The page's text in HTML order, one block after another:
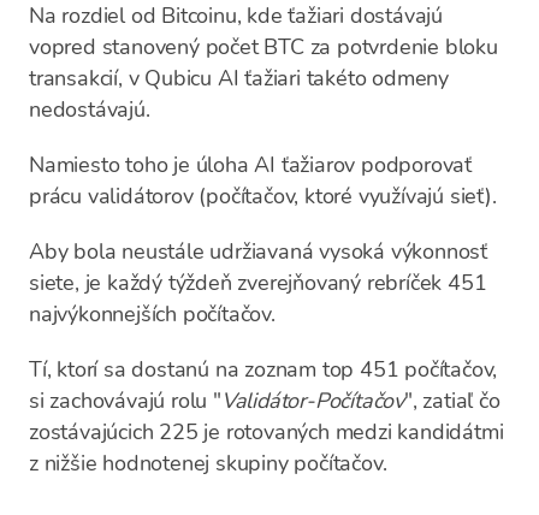
Na rozdiel od Bitcoinu, kde ťažiari dostávajú
vopred stanovený počet BTC za potvrdenie bloku
transakcií, v Qubicu AI ťažiari takéto odmeny
nedostávajú.
Namiesto toho je úloha AI ťažiarov podporovať
prácu validátorov (počítačov, ktoré využívajú sieť).
Aby bola neustále udržiavaná vysoká výkonnosť
siete, je každý týždeň zverejňovaný rebríček 451
najvýkonnejších počítačov.
Tí, ktorí sa dostanú na zoznam top 451 počítačov,
si zachovávajú rolu "Validátor-Počítačov", zatiaľ čo
zostávajúcich 225 je rotovaných medzi kandidátmi
z nižšie hodnotenej skupiny počítačov.